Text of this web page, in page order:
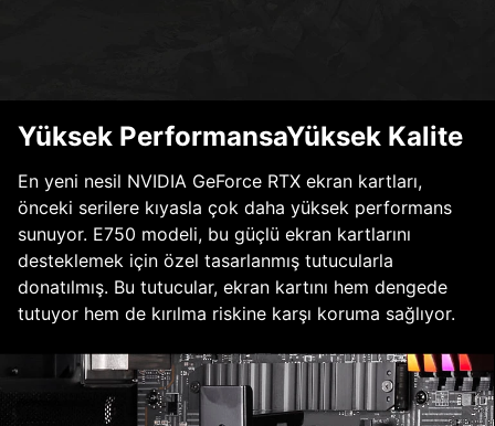
Yüksek PerformansaYüksek Kalite
En yeni nesil NVIDIA GeForce RTX ekran kartları,
önceki serilere kıyasla çok daha yüksek performans
sunuyor. E750 modeli, bu güçlü ekran kartlarını
desteklemek için özel tasarlanmış tutucularla
donatılmış. Bu tutucular, ekran kartını hem dengede
tutuyor hem de kırılma riskine karşı koruma sağlıyor.